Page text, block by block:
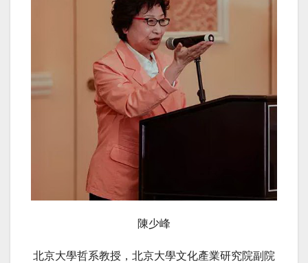
陳少峰
北京大學哲系教授，北京大學文化產業研究院副院